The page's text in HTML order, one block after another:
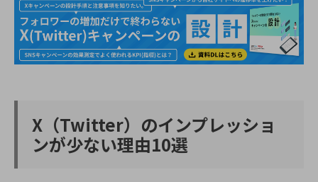
X（Twitter）のインプレッショ
ンが少ない理由10選